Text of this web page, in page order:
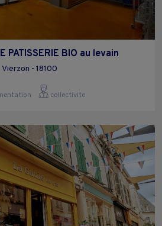
PATISSERIE BIO au levain
Vierzon - 18100
collectivite